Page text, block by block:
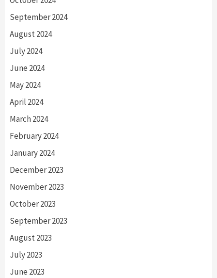
September 2024
August 2024
July 2024
June 2024
May 2024
April 2024
March 2024
February 2024
January 2024
December 2023
November 2023
October 2023
September 2023
August 2023
July 2023
June 2023